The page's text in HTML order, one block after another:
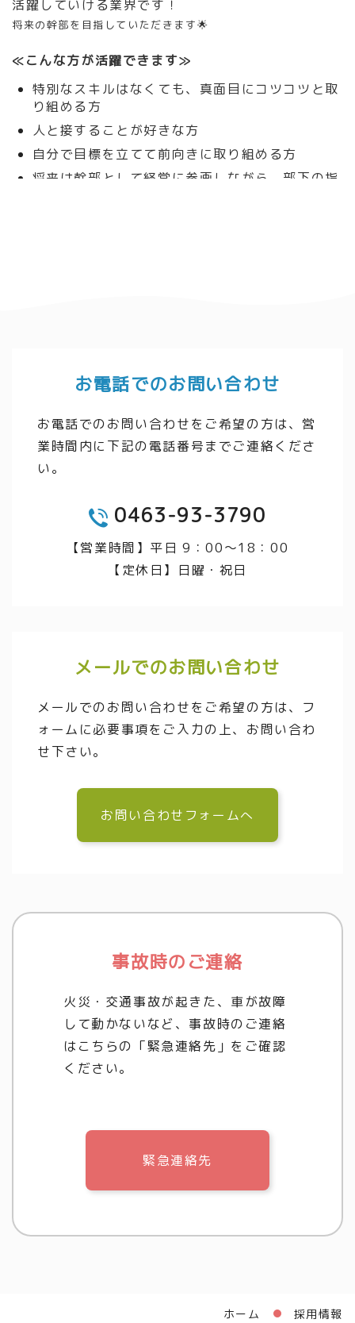
活躍していける業界です！
将来の幹部を目指していただきます🌟
≪こんな方が活躍できます≫
特別なスキルはなくても、真面目にコツコツと取
り組める方
人と接することが好きな方
自分で目標を立てて前向きに取り組める方
将来は幹部として経営に参画しながら、部下の指
お電話でのお問い合わせ
お電話でのお問い合わせをご希望の方は、営
業時間内に下記の電話番号までご連絡くださ
い。
TEL
0463-93-3790
【営業時間】平日 9：00～18：00
【定休日】日曜・祝日
メールでのお問い合わせ
メールでのお問い合わせをご希望の方は、フ
ォームに必要事項をご入力の上、お問い合わ
せ下さい。
お問い合わせフォームへ
事故時のご連絡
火災・交通事故が起きた、車が故障
して動かないなど、事故時のご連絡
はこちらの「緊急連絡先」をご確認
ください。
緊急連絡先
ホーム 採用情報